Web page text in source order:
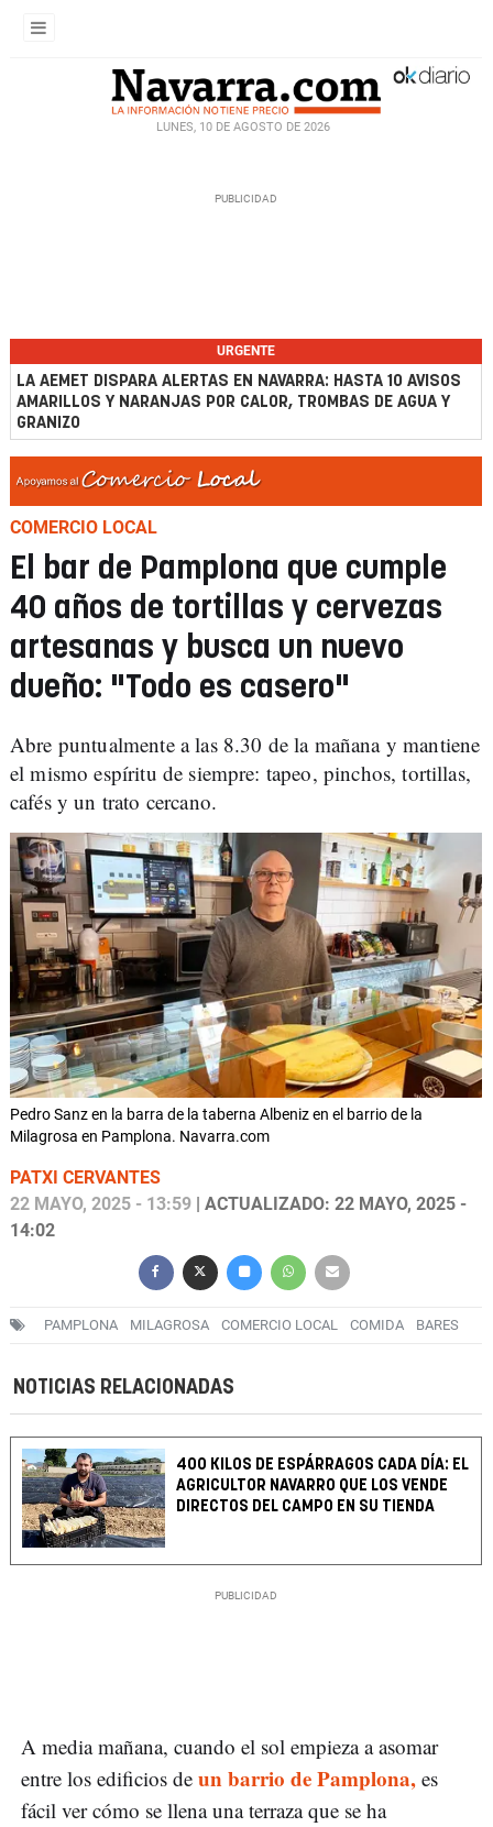
LUNES, 10 DE AGOSTO DE 2026
URGENTE
LA AEMET DISPARA ALERTAS EN NAVARRA: HASTA 10 AVISOS
AMARILLOS Y NARANJAS POR CALOR, TROMBAS DE AGUA Y
GRANIZO
COMERCIO LOCAL
El bar de Pamplona que cumple
40 años de tortillas y cervezas
artesanas y busca un nuevo
dueño: "Todo es casero"
Abre puntualmente a las 8.30 de la mañana y mantiene
el mismo espíritu de siempre: tapeo, pinchos, tortillas,
cafés y un trato cercano.
Pedro Sanz en la barra de la taberna Albeniz en el barrio de la
Milagrosa en Pamplona. Navarra.com
PATXI CERVANTES
22 MAYO, 2025 - 13:59 | ACTUALIZADO: 22 MAYO, 2025 -
14:02
PAMPLONA MILAGROSA COMERCIO LOCAL COMIDA BARES
NOTICIAS RELACIONADAS
400 KILOS DE ESPÁRRAGOS CADA DÍA: EL
AGRICULTOR NAVARRO QUE LOS VENDE
DIRECTOS DEL CAMPO EN SU TIENDA
A media mañana, cuando el sol empieza a asomar
entre los edificios de un barrio de Pamplona, es
fácil ver cómo se llena una terraza que se ha